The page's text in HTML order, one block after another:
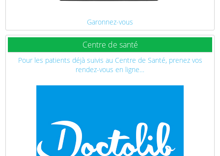
Garonnez-vous
Centre de santé
Pour les patients déjà suivis au Centre de Santé, prenez vos
rendez-vous en ligne…